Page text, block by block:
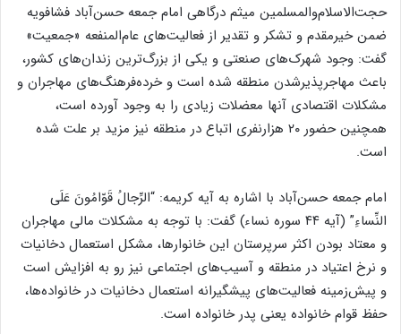
حجت‌الاسلام‌والمسلمین میثم درگاهی امام جمعه حسن‌آباد فشافویه
ضمن خیرمقدم و تشکر و تقدیر از فعالیت‌های عام‌المنفعه «جمعیت»
گفت: وجود شهرک‌های صنعتی و یکی از بزرگ‌ترین زندان‌های کشور،
باعث مهاجرپذیرشدن منطقه شده است و خرده‌فرهنگ‌های مهاجران و
مشکلات اقتصادی آنها معضلات زیادی را به وجود آورده است،
همچنین حضور ۲۰ هزارنفری اتباع در منطقه نیز مزید بر علت شده
است.
امام جمعه حسن‌آباد با اشاره به آیه کریمه: “الرِّجالُ قَوّامُونَ عَلَی
النِّساءِ” (آیه ۴۴ سوره نساء) گفت: با توجه به مشکلات مالی مهاجران
و معتاد بودن اکثر سرپرستان این خانوارها، مشکل استعمال دخانیات
و نرخ اعتیاد در منطقه و آسیب‌های اجتماعی نیز رو به افزایش است
و پیش‌زمینه فعالیت‌های پیشگیرانه استعمال دخانیات در خانواده‌ها،
حفظ قوام خانواده یعنی پدر خانواده است.